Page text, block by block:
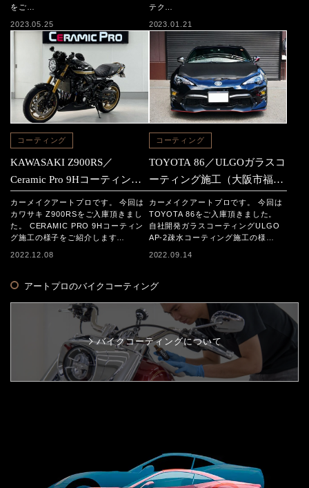
をご…
2023.05.25
テク…
2023.01.21
コーティング
KAWASAKI Z900RS／
Ceramic Pro 9Hコーティング
施工（大阪市福島区からのご
依頼）
カーメイクアートプロです。 今回は
カワサキ Z900RSをご入庫頂きまし
た。 CERAMIC PRO 9Hコーティン
グ施工の様子をご紹介します…
2022.12.08
コーティング
TOYOTA 86／ULGOガラスコ
ーティング施工（大阪市福島
区からのご依頼）
カーメイクアートプロです。 今回は
TOYOTA 86をご入庫頂きました。
自社開発ガラスコーティングULGO
AP-2疎水コーティング施工の様…
2022.09.14
アートプロのバイクコーティング
バイクコーティングについて